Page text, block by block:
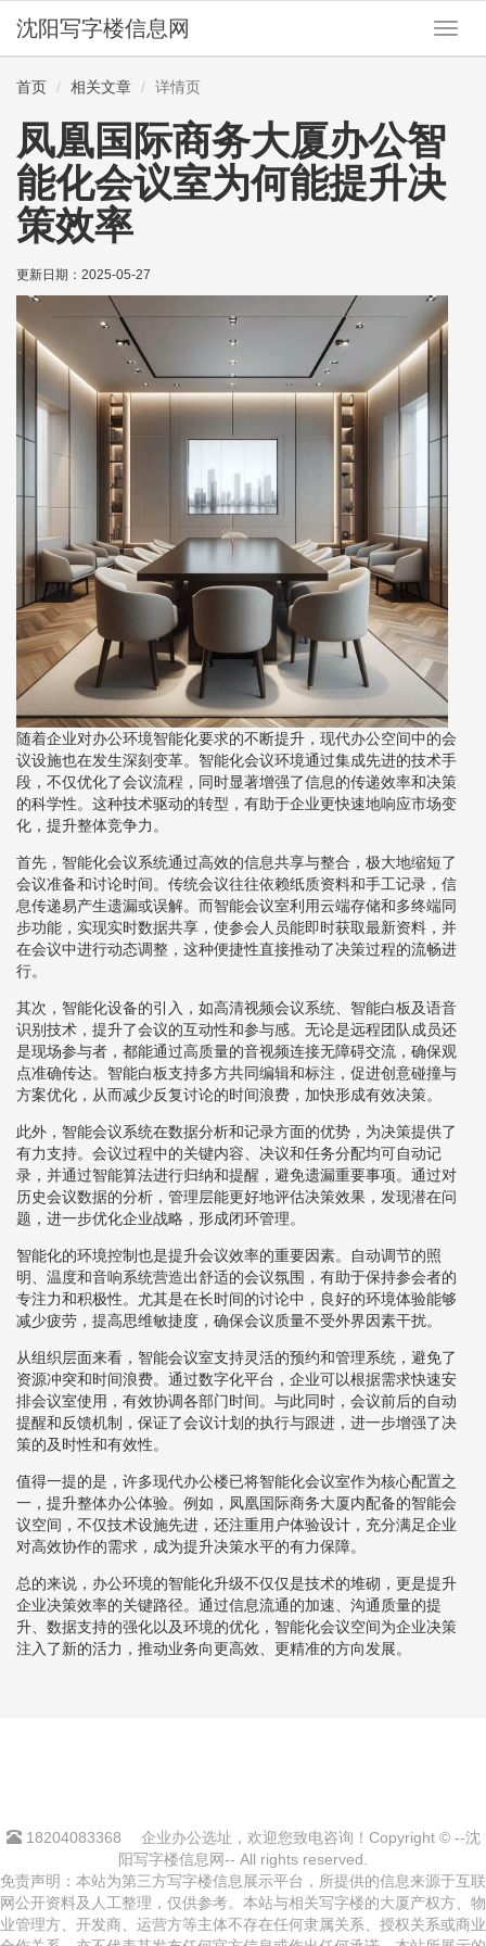
切
换
沈阳写字楼信息网
首页 相关文章 详情页
凤凰国际商务大厦办公智
能化会议室为何能提升决
策效率
更新日期： 2025-05-27
随着企业对办公环境智能化要求的不断提升，现代办公空间中的会
议设施也在发生深刻变革。智能化会议环境通过集成先进的技术手
段，不仅优化了会议流程，同时显著增强了信息的传递效率和决策
的科学性。这种技术驱动的转型，有助于企业更快速地响应市场变
化，提升整体竞争力。
首先，智能化会议系统通过高效的信息共享与整合，极大地缩短了
会议准备和讨论时间。传统会议往往依赖纸质资料和手工记录，信
息传递易产生遗漏或误解。而智能会议室利用云端存储和多终端同
步功能，实现实时数据共享，使参会人员能即时获取最新资料，并
在会议中进行动态调整，这种便捷性直接推动了决策过程的流畅进
行。
其次，智能化设备的引入，如高清视频会议系统、智能白板及语音
识别技术，提升了会议的互动性和参与感。无论是远程团队成员还
是现场参与者，都能通过高质量的音视频连接无障碍交流，确保观
点准确传达。智能白板支持多方共同编辑和标注，促进创意碰撞与
方案优化，从而减少反复讨论的时间浪费，加快形成有效决策。
此外，智能会议系统在数据分析和记录方面的优势，为决策提供了
有力支持。会议过程中的关键内容、决议和任务分配均可自动记
录，并通过智能算法进行归纳和提醒，避免遗漏重要事项。通过对
历史会议数据的分析，管理层能更好地评估决策效果，发现潜在问
题，进一步优化企业战略，形成闭环管理。
智能化的环境控制也是提升会议效率的重要因素。自动调节的照
明、温度和音响系统营造出舒适的会议氛围，有助于保持参会者的
专注力和积极性。尤其是在长时间的讨论中，良好的环境体验能够
减少疲劳，提高思维敏捷度，确保会议质量不受外界因素干扰。
从组织层面来看，智能会议室支持灵活的预约和管理系统，避免了
资源冲突和时间浪费。通过数字化平台，企业可以根据需求快速安
排会议室使用，有效协调各部门时间。与此同时，会议前后的自动
提醒和反馈机制，保证了会议计划的执行与跟进，进一步增强了决
策的及时性和有效性。
值得一提的是，许多现代办公楼已将智能化会议室作为核心配置之
一，提升整体办公体验。例如，凤凰国际商务大厦内配备的智能会
议空间，不仅技术设施先进，还注重用户体验设计，充分满足企业
对高效协作的需求，成为提升决策水平的有力保障。
总的来说，办公环境的智能化升级不仅仅是技术的堆砌，更是提升
企业决策效率的关键路径。通过信息流通的加速、沟通质量的提
升、数据支持的强化以及环境的优化，智能化会议空间为企业决策
注入了新的活力，推动业务向更高效、更精准的方向发展。
18204083368
企业办公选址，欢迎您致电咨询！Copyright © --沈
阳写字楼信息网-- All rights reserved.
免责声明：本站为第三方写字楼信息展示平台，所提供的信息来源于互联
网公开资料及人工整理，仅供参考。本站与相关写字楼的大厦产权方、物
业管理方、开发商、运营方等主体不存在任何隶属关系、授权关系或商业